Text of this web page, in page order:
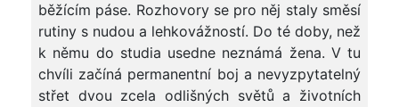
běžícím páse. Rozhovory se pro něj staly směsí
rutiny s nudou a lehkovážností. Do té doby, než
k němu do studia usedne neznámá žena. V tu
chvíli začíná permanentní boj a nevyzpytatelný
střet dvou zcela odlišných světů a životních